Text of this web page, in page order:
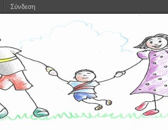
Σύνδεση